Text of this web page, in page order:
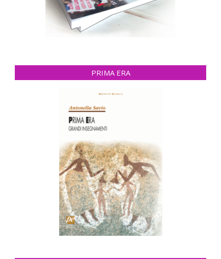
PRIMA ERA